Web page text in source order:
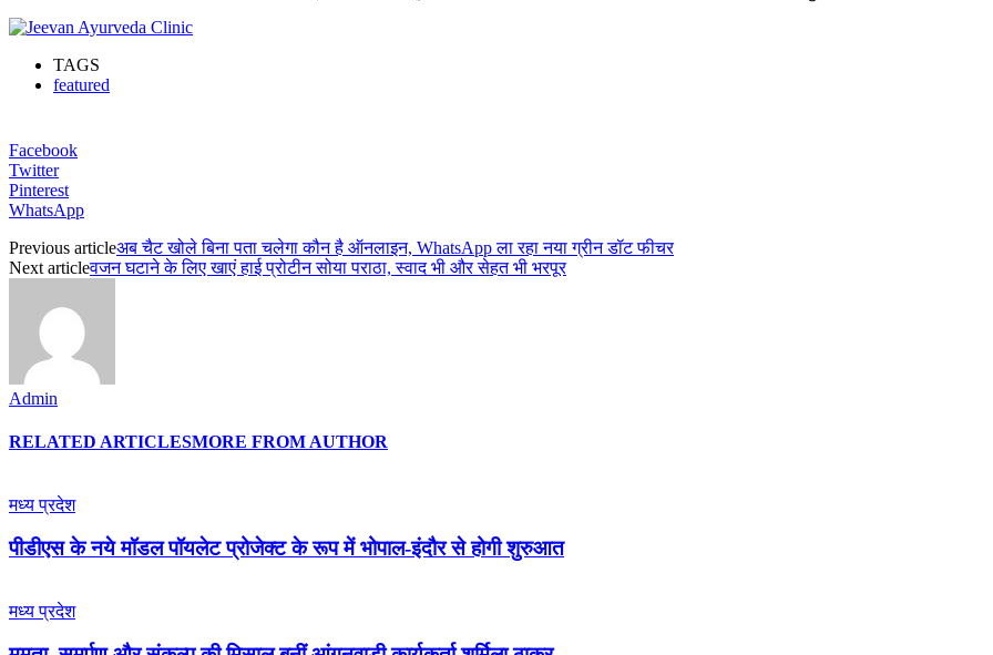
TAGS
featured
Facebook
Twitter
Pinterest
WhatsApp
Previous articleअब चैट खोले बिना पता चलेगा कौन है ऑनलाइन, WhatsApp ला रहा नया ग्रीन डॉट फीचर
Next articleवजन घटाने के लिए खाएं हाई प्रोटीन सोया पराठा, स्वाद भी और सेहत भी भरपूर
Admin
RELATED ARTICLESMORE FROM AUTHOR
मध्य प्रदेश
पीडीएस के नये मॉडल पॉयलेट प्रोजेक्ट के रूप में भोपाल-इंदौर से होगी शुरुआत
मध्य प्रदेश